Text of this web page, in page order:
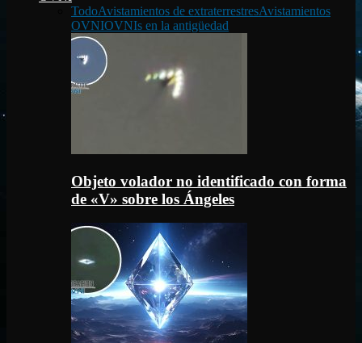
TodoAvistamientos de extraterrestresAvistamientos
OVNIOVNIs en la antigüedad
Objeto volador no identificado con forma
de «V» sobre los Ángeles